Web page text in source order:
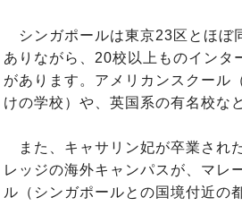
シンガポールは東京23区とほぼ
ありながら、20校以上ものインタ
があります。アメリカンスクール
けの学校）や、英国系の有名校な
また、キャサリン妃が卒業され
レッジの海外キャンパスが、マレ
ル（シンガポールとの国境付近の